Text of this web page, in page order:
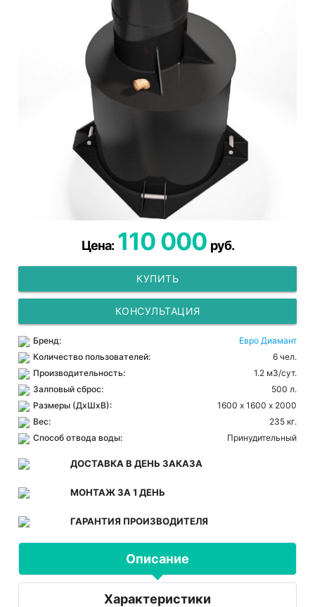
Цена: 110 000 руб.
КУПИТЬ
КОНСУЛЬТАЦИЯ
Бренд:
Евро Диамант
Количество пользователей:
6 чел.
Производительность:
1.2 м3/сут.
Залповый сброс:
500 л.
Размеры (ДхШхВ):
1600 х 1600 х 2000
Вес:
235 кг.
Способ отвода воды:
Принудительный
ДОСТАВКА В ДЕНЬ ЗАКАЗА
МОНТАЖ ЗА 1 ДЕНЬ
ГАРАНТИЯ ПРОИЗВОДИТЕЛЯ
Описание
Характеристики